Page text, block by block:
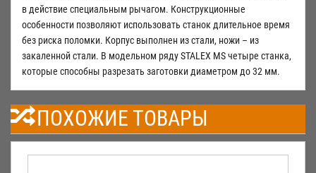
в действие специальным рычагом. Конструкционные
особенности позволяют использовать станок длительное время
без риска поломки. Корпус выполнен из стали, ножи – из
закаленной стали. В модельном ряду STALEX MS четыре станка,
которые способны разрезать заготовки диаметром до 32 мм.
ПОХОЖИЕ ТОВАРЫ